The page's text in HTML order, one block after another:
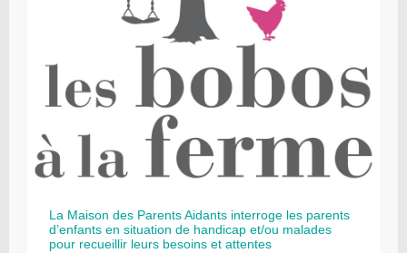
La Maison des Parents Aidants interroge les parents
d’enfants en situation de handicap et/ou malades
pour recueillir leurs besoins et attentes